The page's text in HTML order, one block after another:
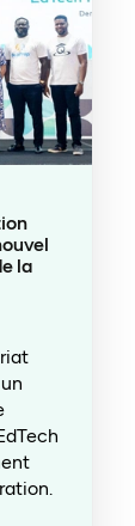
la